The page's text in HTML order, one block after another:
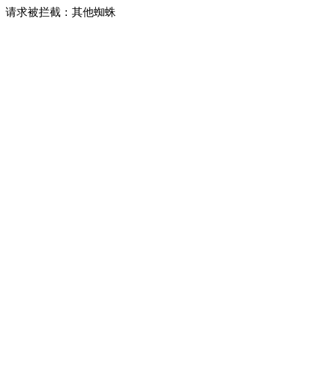
请求被拦截：其他蜘蛛